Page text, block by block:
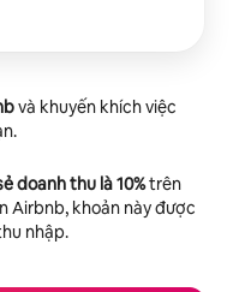
và khuyến khích việc
doanh thu là 10%trên
Airbnb, khoản này được
nhập.